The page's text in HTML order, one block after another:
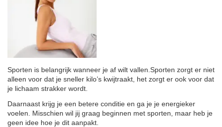
Sporten is belangrijk wanneer je af wilt vallen.Sporten zorgt er niet
alleen voor dat je sneller kilo’s kwijtraakt, het zorgt er ook voor dat
je lichaam strakker wordt.
Daarnaast krijg je een betere conditie en ga je je energieker
voelen. Misschien wil jij graag beginnen met sporten, maar heb je
geen idee hoe je dit aanpakt.